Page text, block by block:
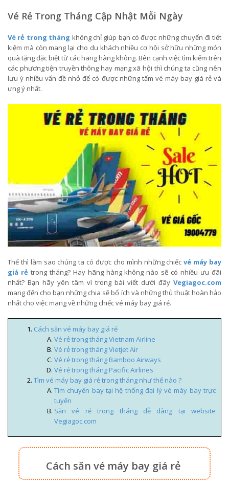
Vé Rẻ Trong Tháng Cập Nhật Mỗi Ngày
Vé rẻ trong tháng không chỉ giúp bạn có được những chuyến đi tiết
kiệm mà còn mang lại cho du khách nhiều cơ hội sở hữu những món
quà tặng đặc biệt từ các hãng hàng không. Bên cạnh việc tìm kiếm trên
các phương tiện truyền thông hay mạng xã hội thì chúng ta cũng nên
lưu ý nhiều vấn đề nhỏ để có được những tấm vé máy bay giá rẻ và
ưng ý nhất.
Thế thì làm sao chúng ta có được cho mình những chiếcvé máy bay
giá rẻ trong tháng? Hay hãng hàng không nào sẽ có nhiều ưu đãi
nhất? Bạn hãy yên tâm vì trong bài viết dưới đây Vegiagoc.com
mang đến cho bạn những chia sẽ bổ ích và những thủ thuật hoàn hảo
nhất cho việc mang về những chiếc vé máy bay giá rẻ.
Cách săn vé máy bay giá rẻ
Vé rẻ trong tháng Vietnam Airline
Vé rẻ trong tháng Vietjet Air
Vé rẻ trong tháng Bamboo Airways
Vé rẻ trong tháng Pacific Airlines
Tìm vé máy bay giá rẻ trong tháng như thế nào ?
Tìm chuyến bay tại hệ thống đại lý vé máy bay trực
tuyến
Săn vé rẻ trong tháng dễ dàng tại website
Vegiagoc.com
Cách săn vé máy bay giá rẻ